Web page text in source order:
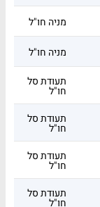
מניה חו"ל
מניה חו"ל
תעודת סל
חו"ל
תעודת סל
חו"ל
תעודת סל
חו"ל
תעודת סל
חו"ל